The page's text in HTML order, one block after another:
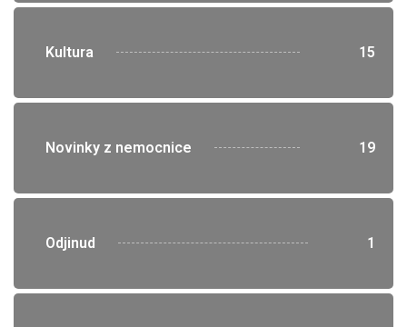
Kultura 15
Novinky z nemocnice 19
Odjinud 1